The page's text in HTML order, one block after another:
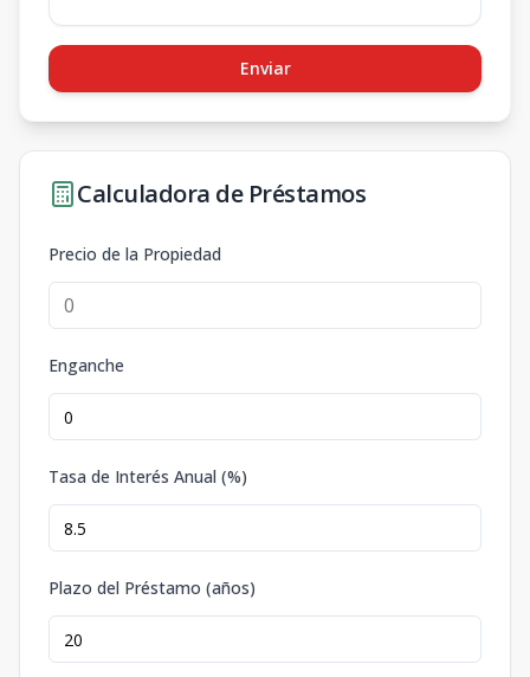
Enviar
Calculadora de Préstamos
Precio de la Propiedad
Enganche
Tasa de Interés Anual (%)
Plazo del Préstamo (años)